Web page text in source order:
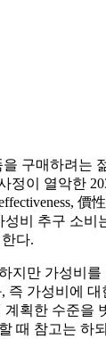
구매하려는
정이 열악한
價
비 추구 소
다.
지만 가성비
가성비에
획한 수준을
때 참고는 하